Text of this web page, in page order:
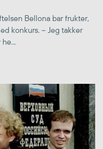
Bellona bar frukter,
konkurs. – Jeg takker